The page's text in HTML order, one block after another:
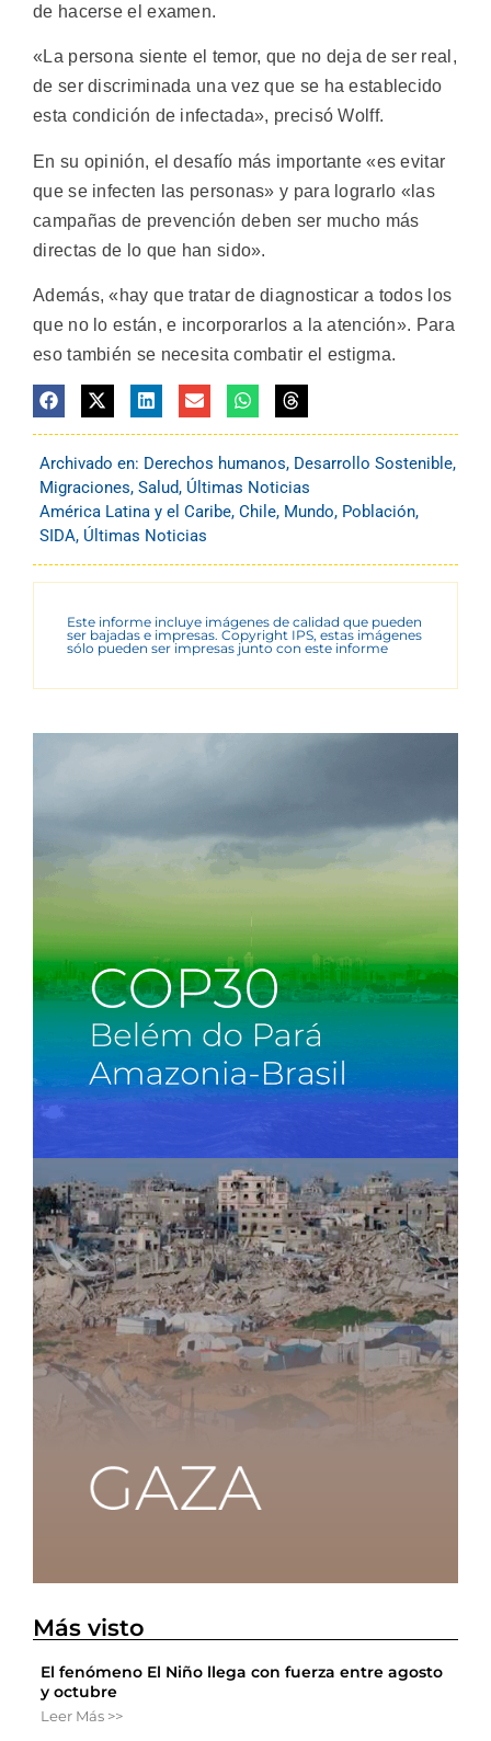
de hacerse el examen.
«La persona siente el temor, que no deja de ser real,
de ser discriminada una vez que se ha establecido
esta condición de infectada», precisó Wolff.
En su opinión, el desafío más importante «es evitar
que se infecten las personas» y para lograrlo «las
campañas de prevención deben ser mucho más
directas de lo que han sido».
Además, «hay que tratar de diagnosticar a todos los
que no lo están, e incorporarlos a la atención». Para
eso también se necesita combatir el estigma.
Archivado en: Derechos humanos, Desarrollo Sostenible,
Migraciones, Salud, Últimas Noticias
América Latina y el Caribe, Chile, Mundo, Población,
SIDA, Últimas Noticias
Este informe incluye imágenes de calidad que pueden
ser bajadas e impresas. Copyright IPS, estas imágenes
sólo pueden ser impresas junto con este informe
Más visto
El fenómeno El Niño llega con fuerza entre agosto
y octubre
Leer Más >>